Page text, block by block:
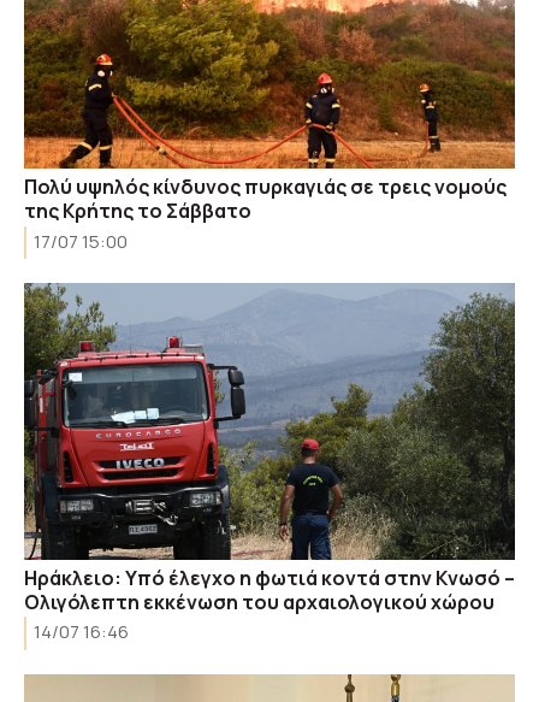
Πολύ υψηλός κίνδυνος πυρκαγιάς σε τρεις νομούς
της Κρήτης το Σάββατο
17/07 15:00
Ηράκλειο: Υπό έλεγχο η φωτιά κοντά στην Κνωσό –
Ολιγόλεπτη εκκένωση του αρχαιολογικού χώρου
14/07 16:46